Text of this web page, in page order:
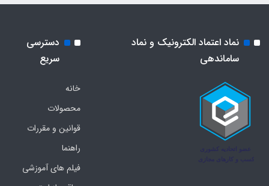
نماد اعتماد الکترونیک و نماد
ساماندهی
دسترسی
سریع
خانه
محصولات
قوانین و مقررات
راهنما
فیلم های آموزشی